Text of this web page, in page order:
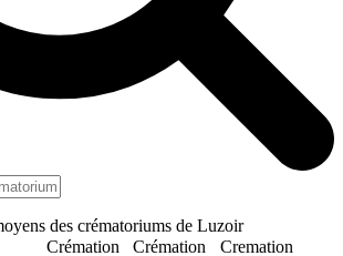
des crématoriums de Luzoir
Crémation
Crémation
Cremation